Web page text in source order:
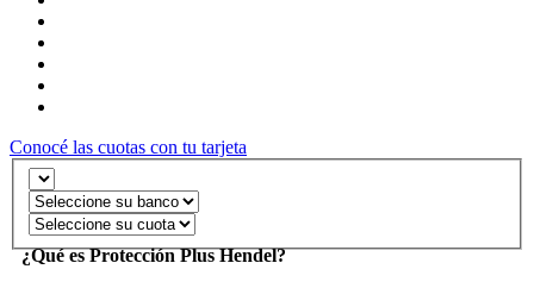
Conocé las cuotas con tu tarjeta
¿Qué es Protección Plus Hendel?